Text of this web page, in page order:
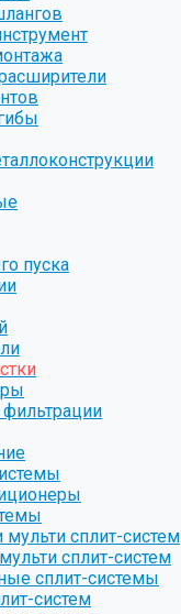
пуска
мульти сплит-систем
сплит-систем
сплит-системы
систем